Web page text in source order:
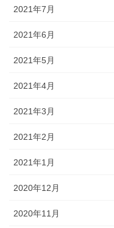
2021年7月
2021年6月
2021年5月
2021年4月
2021年3月
2021年2月
2021年1月
2020年12月
2020年11月